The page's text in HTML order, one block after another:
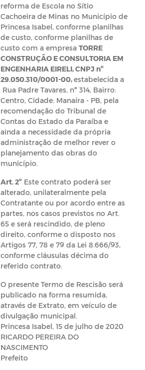
reforma de Escola no Sítio
Cachoeira de Minas no Município de
Princesa Isabel, conforme planilhas
de custo, conforme planilhas de
custo com a empresa TORRE
CONSTRUÇÃO E CONSULTORIA EM
ENGENHARIA EIRELI, CNPJ nº
29.050.310/0001-00,estabelecida a
Rua Padre Tavares, nº 314, Bairro:
Centro, Cidade: Manaíra - PB, pela
recomendação do Tribunal de
Contas do Estado da Paraíba e
ainda a necessidade da própria
administração de melhor rever o
planejamento das obras do
município.
Art. 2ºEste contrato poderá ser
alterado, unilateralmente pela
Contratante ou por acordo entre as
partes, nos casos previstos no Art.
65 e será rescindido, de pleno
direito, conforme o disposto nos
Artigos 77, 78 e 79 da Lei 8.666/93,
conforme cláusulas décima do
referido contrato.
O presente Termo de Rescisão será
publicado na forma resumida,
através de Extrato, em veículo de
divulgação municipal.
Princesa Isabel, 15 de julho de 2020
RICARDO PEREIRA DO
NASCIMENTO
Prefeito